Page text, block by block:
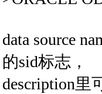
data source
的sid标志，
description里